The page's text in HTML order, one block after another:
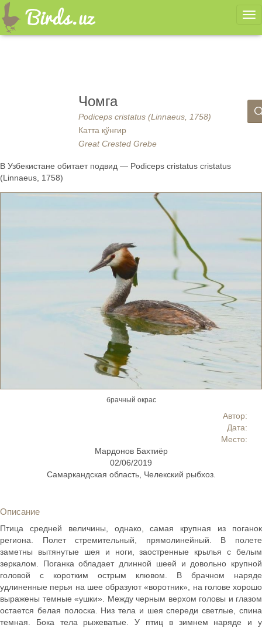
Чомга
Podiceps cristatus (Linnaeus, 1758)
Катта қўнғир
Great Crested Grebe
В Узбекистане обитает подвид — Podiceps cristatus cristatus
(Linnaeus, 1758)
Автор:
Дата:
Место:
Мардонов Бахтиёр
02/06/2019
Самаркандская область, Челекский рыбхоз.
брачный окрас
Описание
Птица средней величины, однако, самая крупная из поганок
региона. Полет стремительный, прямолинейный. В полете
заметны вытянутые шея и ноги, заостренные крылья с белым
зеркалом. Поганка обладает длинной шеей и довольно крупной
головой с коротким острым клювом. В брачном наряде
удлиненные перья на шее образуют «воротник», на голове хорошо
выражены темные «ушки». Между черным верхом головы и глазом
остается белая полоска. Низ тела и шея спереди светлые, спина
темная. Бока тела рыжеватые. У птиц в зимнем наряде и у